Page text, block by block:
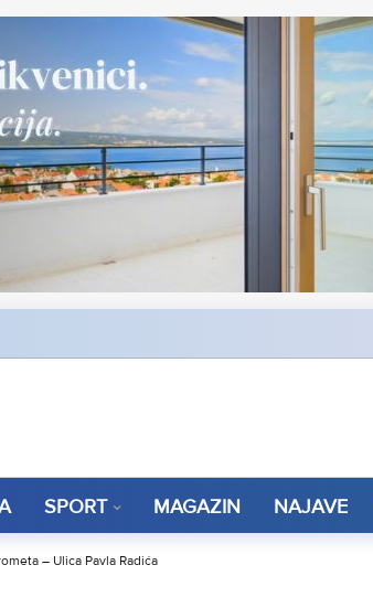
SPORT MAGAZIN NAJAVE
– Ulica Pavla Radića